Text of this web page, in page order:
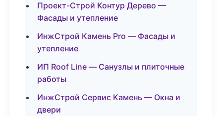
Проект-Строй Контур Дерево —
Фасады и утепление
ИнжСтрой Камень Pro — Фасады и
утепление
ИП Roof Line — Санузлы и плиточные
работы
ИнжСтрой Сервис Камень — Окна и
двери